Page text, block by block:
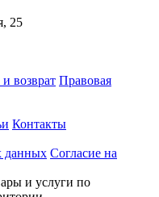
25
возврат Правовая
Контакты
данных Согласие на
и услуги по